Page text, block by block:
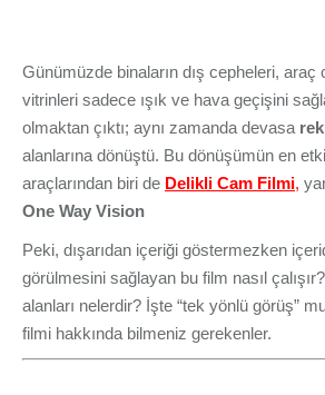
Günümüzde binaların dış cepheleri, araç
vitrinleri sadece ışık ve hava geçişini
olmaktan çıktı; aynı zamanda devasa
alanlarına dönüştü. Bu dönüşümün en
araçlarından biri de Delikli Cam Filmi,
One Way Vision
Peki, dışarıdan içeriği göstermezken
görülmesini sağlayan bu film nasıl
alanları nelerdir? İşte “tek yönlü görüş”
filmi hakkında bilmeniz gerekenler.